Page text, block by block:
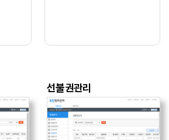
선불권관리